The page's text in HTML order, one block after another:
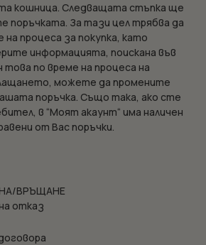
кошница. Следващата стъпка ще
поръчката. За тази цел трябва да
процеса за покупка, като
информацията, поискана във
това по време на процеса на
можете да промените
поръчка. Също така, ако сте
в “Моят акаунт“ има наличен
от Вас поръчки.
ВРЪЩАНЕ
отказ